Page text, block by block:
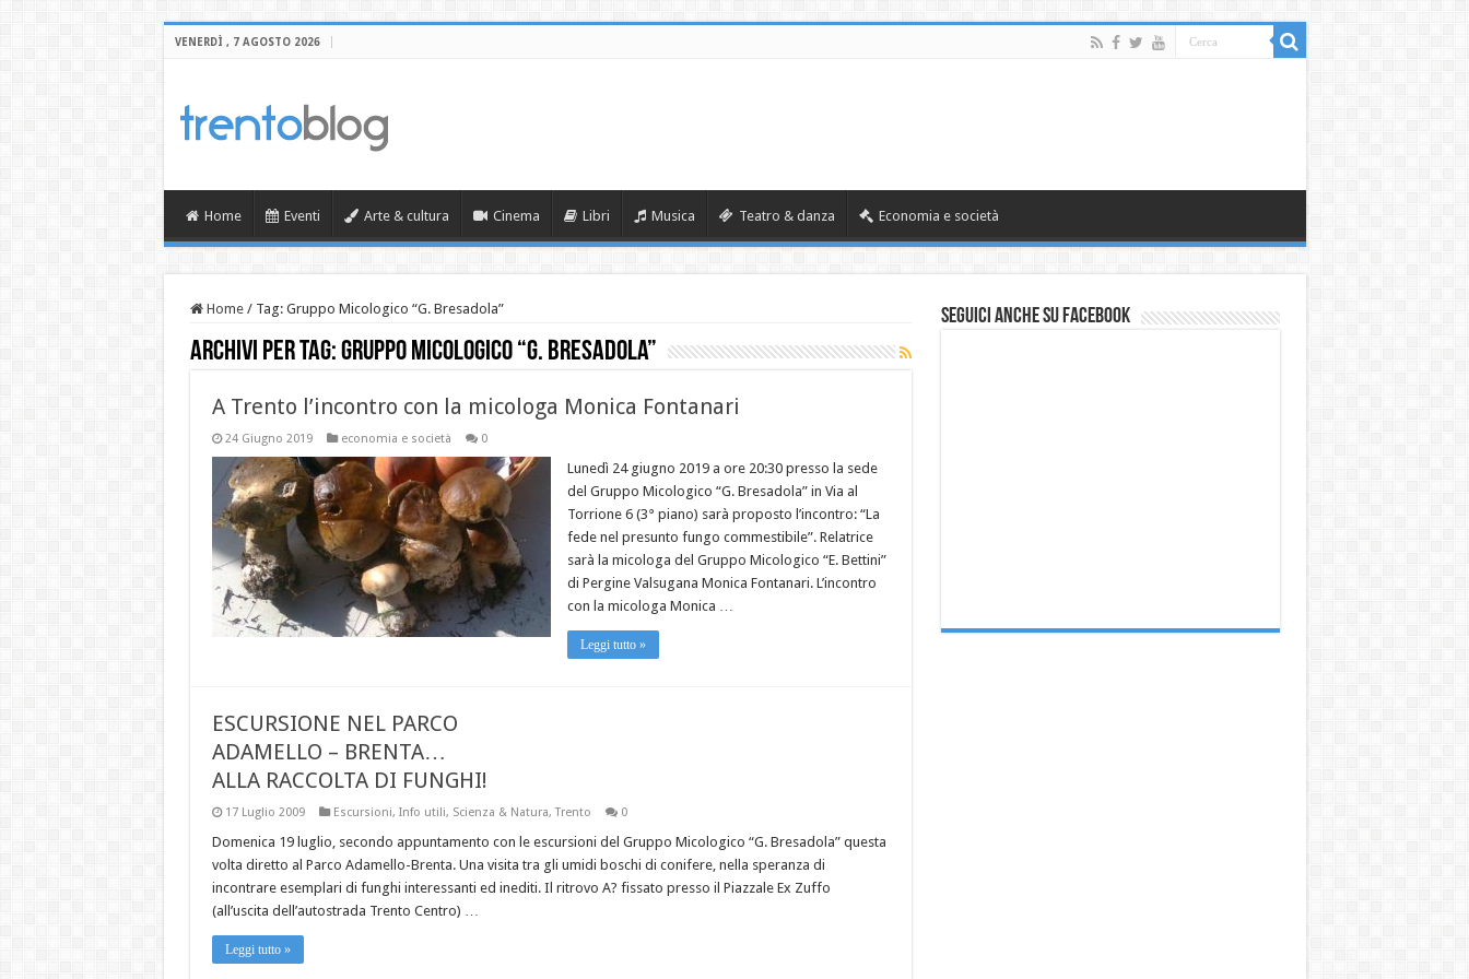
VENERDÌ , 7 AGOSTO 2026
Home Eventi Arte & cultura Cinema Libri Musica Teatro & danza Economia e società
Home / Tag: Gruppo Micologico “G. Bresadola”
Archivi per tag:Gruppo Micologico “G. Bresadola”
A Trento l’incontro con la micologa Monica Fontanari
24 Giugno 2019 economia e società 0
Lunedì 24 giugno 2019 a ore 20:30 presso la sede
del Gruppo Micologico “G. Bresadola” in Via al
Torrione 6 (3° piano) sarà proposto l’incontro: “La
fede nel presunto fungo commestibile”. Relatrice
sarà la micologa del Gruppo Micologico “E. Bettini”
di Pergine Valsugana Monica Fontanari. L’incontro
con la micologa Monica …
Leggi tutto »
ESCURSIONE NEL PARCO
ADAMELLO – BRENTA…
ALLA RACCOLTA DI FUNGHI!
17 Luglio 2009 Escursioni, Info utili, Scienza & Natura,Trento 0
Domenica 19 luglio, secondo appuntamento con le escursioni del Gruppo Micologico “G. Bresadola” questa
volta diretto al Parco Adamello-Brenta. Una visita tra gli umidi boschi di conifere, nella speranza di
incontrare esemplari di funghi interessanti ed inediti. Il ritrovo A? fissato presso il Piazzale Ex Zuffo
(all’uscita dell’autostrada Trento Centro) …
Leggi tutto »
Seguici anche su Facebook